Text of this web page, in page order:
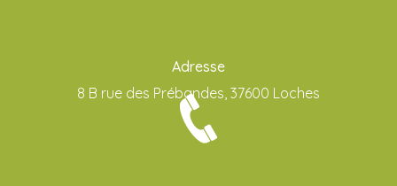
Adresse
8 B rue des Prébandes, 37600 Loches